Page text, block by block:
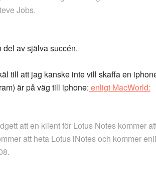
Jobs.
del av själva succén.
till att jag kanske inte vill skaffa en
är på väg till iphone: enligt MacWorld:
att en klient för Lotus Notes kommer
att heta Lotus iNotes och kommer